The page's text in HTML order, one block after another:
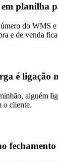
planilha
do WMS
e de venda
é ligação
alguém
o cliente.
fechamento